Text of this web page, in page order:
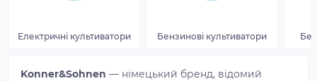
Електричні культиватори Бензинові культиватори
Konner&Sohnen — німецький бренд, відомий